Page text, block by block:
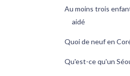
Au moins trois
aidé
Quoi de neuf en
Qu'est-ce qu'un